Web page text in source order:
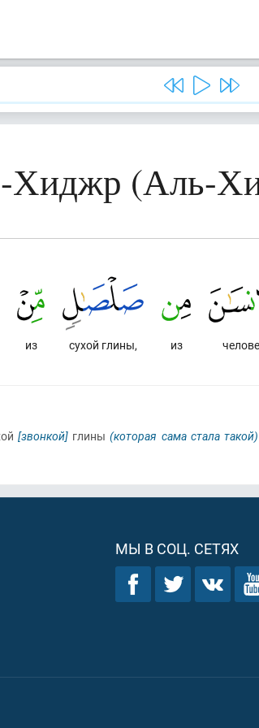
Хиджр (Аль-
из
сухой глины,
из
[звонкой]глины(которая сама стала такой)
МЫ В СОЦ. СЕТЯХ